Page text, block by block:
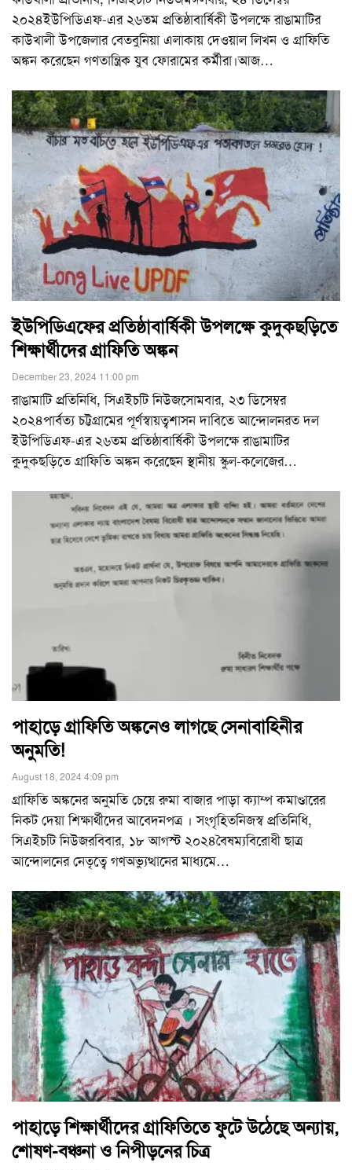
২০২৪ইউপিডিএফ-এর ২৬তম প্রতিষ্ঠাবার্ষিকী উপলক্ষে রাঙামাটির
কাউখালী উপজেলার বেতবুনিয়া এলাকায় দেওয়াল লিখন ও গ্রাফিতি
অঙ্কন করেছেন গণতান্ত্রিক যুব ফোরামের কর্মীরা।আজ…
ইউপিডিএফের প্রতিষ্ঠাবার্ষিকী উপলক্ষে কুদুকছড়িতে
শিক্ষার্থীদের গ্রাফিতি অঙ্কন
December 23, 2024 11:00 pm
রাঙামাটি প্রতিনিধি, সিএইচটি নিউজসোমবার, ২৩ ডিসেম্বর
২০২৪পার্বত্য চট্টগ্রামের পূর্ণস্বায়ত্বশাসন দাবিতে আন্দোলনরত দল
ইউপিডিএফ-এর ২৬তম প্রতিষ্ঠাবার্ষিকী উপলক্ষে রাঙামাটির
কুদুকছড়িতে গ্রাফিতি অঙ্কন করেছেন স্থানীয় স্কুল-কলেজের…
পাহাড়ে গ্রাফিতি অঙ্কনেও লাগছে সেনাবাহিনীর
অনুমতি!
August 18, 2024 4:09 pm
গ্রাফিতি অঙ্কনের অনুমতি চেয়ে রুমা বাজার পাড়া ক্যাম্প কমাণ্ডারের
নিকট দেয়া শিক্ষার্থীদের আবেদনপত্র । সংগৃহিতনিজস্ব প্রতিনিধি,
সিএইচটি নিউজরবিবার, ১৮ আগস্ট ২০২৪বৈষম্যবিরোধী ছাত্র
আন্দোলনের নেতৃত্বে গণঅভ্যুত্থানের মাধ্যমে…
পাহাড়ে শিক্ষার্থীদের গ্রাফিতিতে ফুটে উঠেছে অন্যায়,
শোষণ-বঞ্চনা ও নিপীড়নের চিত্র